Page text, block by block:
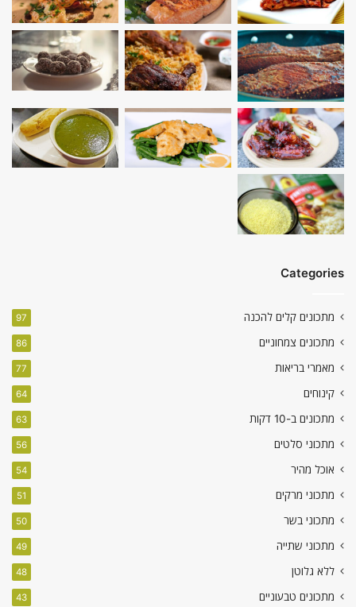
Categories
מתכונים קלים להכנה 97
מתכונים צמחוניים 86
מאמרי בריאות 77
קינוחים 64
מתכונים ב-10 דקות 63
מתכוני סלטים 56
אוכל מהיר 54
מתכוני מרקים 51
מתכוני בשר 50
מתכוני שתייה 49
ללא גלוטן 48
מתכונים טבעוניים 43